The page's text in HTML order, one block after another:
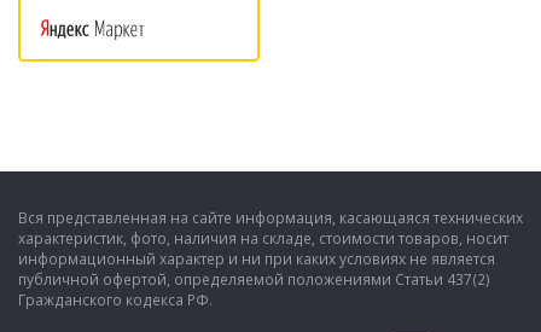
Вся представленная на сайте информация, касающаяся технических
характеристик, фото, наличия на складе, стоимости товаров, носит
информационный характер и ни при каких условиях не является
публичной офертой, определяемой положениями Статьи 437(2)
Гражданского кодекса РФ.